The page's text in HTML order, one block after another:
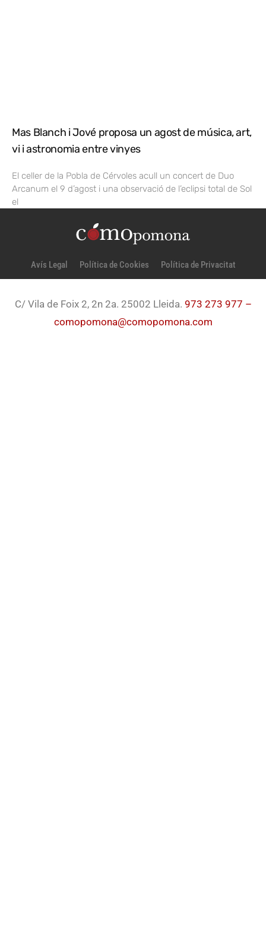
Mas Blanch i Jové proposa un agost de música, art,
vi i astronomia entre vinyes
El celler de la Pobla de Cérvoles acull un concert de Duo
Arcanum el 9 d’agost i una observació de l’eclipsi total de Sol
el
Avís Legal Política de Cookies Política de Privacitat
C/ Vila de Foix 2, 2n 2a. 25002 Lleida. 973 273 977 –
comopomona@comopomona.com